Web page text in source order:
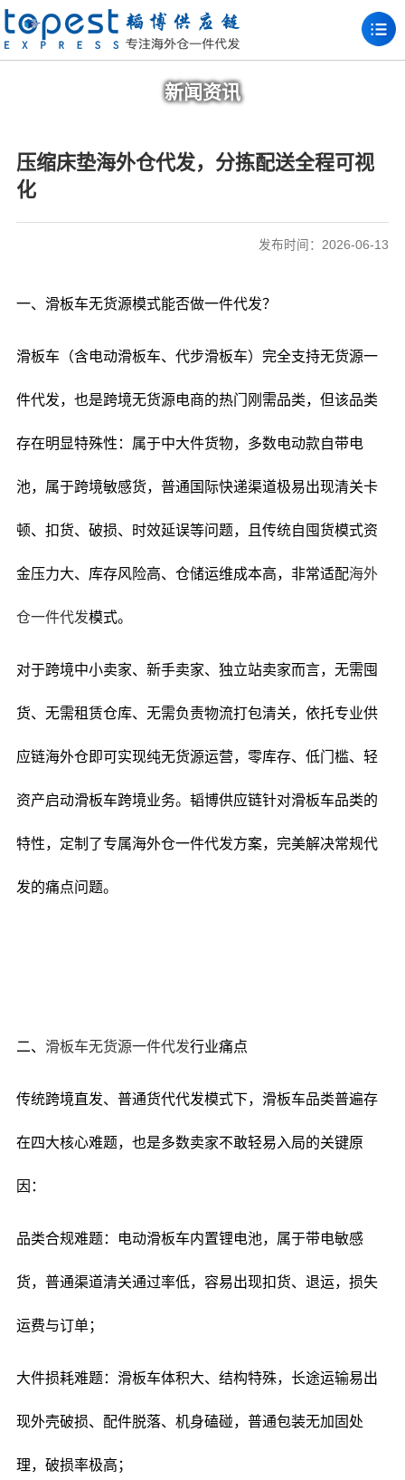
新闻资讯
压缩床垫海外仓代发，分拣配送全程可视
化
发布时间：2026-06-13
一、滑板车无货源模式能否做一件代发？
滑板车（含电动滑板车、代步滑板车）完全支持无货源一
件代发，也是跨境无货源电商的热门刚需品类，但该品类
存在明显特殊性：属于中大件货物，多数电动款自带电
池，属于跨境敏感货，普通国际快递渠道极易出现清关卡
顿、扣货、破损、时效延误等问题，且传统自囤货模式资
金压力大、库存风险高、仓储运维成本高，非常适配海外
仓一件代发模式。
对于跨境中小卖家、新手卖家、独立站卖家而言，无需囤
货、无需租赁仓库、无需负责物流打包清关，依托专业供
应链海外仓即可实现纯无货源运营，零库存、低门槛、轻
资产启动滑板车跨境业务。韬博供应链针对滑板车品类的
特性，定制了专属海外仓一件代发方案，完美解决常规代
发的痛点问题。
二、 滑板车无货源一件代发行业痛点
传统跨境直发、普通货代代发模式下，滑板车品类普遍存
在四大核心难题，也是多数卖家不敢轻易入局的关键原
因：
品类合规难题：电动滑板车内置锂电池，属于带电敏感
货，普通渠道清关通过率低，容易出现扣货、退运，损失
运费与订单；
大件损耗难题：滑板车体积大、结构特殊，长途运输易出
现外壳破损、配件脱落、机身磕碰，普通包装无加固处
理，破损率极高；